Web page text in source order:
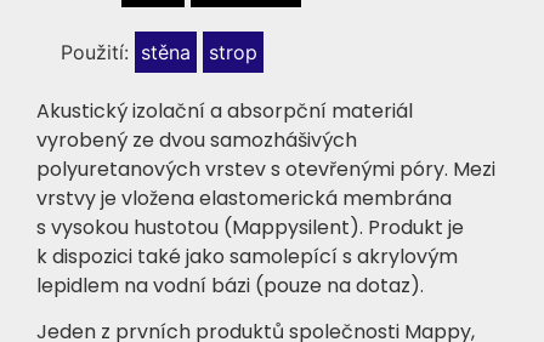
Použití: stěna strop
Akustický izolační a absorpční materiál
vyrobený ze dvou samozhášivých
polyuretanových vrstev s otevřenými póry. Mezi
vrstvy je vložena elastomerická membrána
s vysokou hustotou (Mappysilent). Produkt je
k dispozici také jako samolepící s akrylovým
lepidlem na vodní bázi (pouze na dotaz).
Jeden z prvních produktů společnosti Mappy,